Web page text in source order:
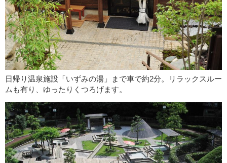
日帰り温泉施設「いずみの湯」まで車で約2分。リラックスルー
ムも有り、ゆったりくつろげます。